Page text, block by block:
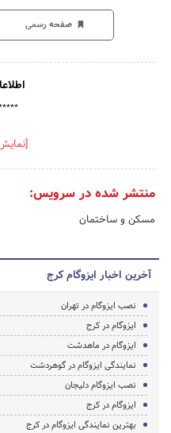
صفحه رسمی
منتشر شده در سرویس:
مسکن و ساختمان
آخرین اخبار ایزوگام کرج
نصب ایزوگام در تهران
ایزوگام در کرج
ایزوگام در ماهدشت
نمایندگی ایزوگام در گوهردشت
نصب ایزوگام دلیجان
ایزوگام در کرج
بهترین نمایندگی ایزوگام در کرج